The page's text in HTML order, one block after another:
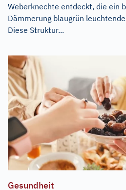
Weberknechte entdeckt, die ein
Dämmerung blaugrün
Diese Struktur...
Gesundheit